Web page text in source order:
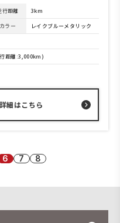
行距離
3km
カラー
レイクブルーメタリック
距離:3,000km)
詳細はこちら
6 7 8